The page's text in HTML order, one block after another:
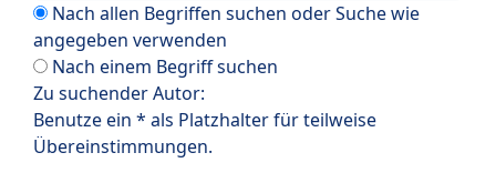
Nach allen Begriffen suchen oder Suche wie
angegeben verwenden
Nach einem Begriff suchen
Zu suchender Autor:
Benutze ein * als Platzhalter für teilweise
Übereinstimmungen.